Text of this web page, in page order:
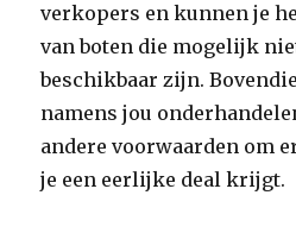
verkopers en kunnen je
van boten die mogelijk
beschikbaar zijn.
namens jou
andere voorwaarden om
je een eerlijke deal krijgt.